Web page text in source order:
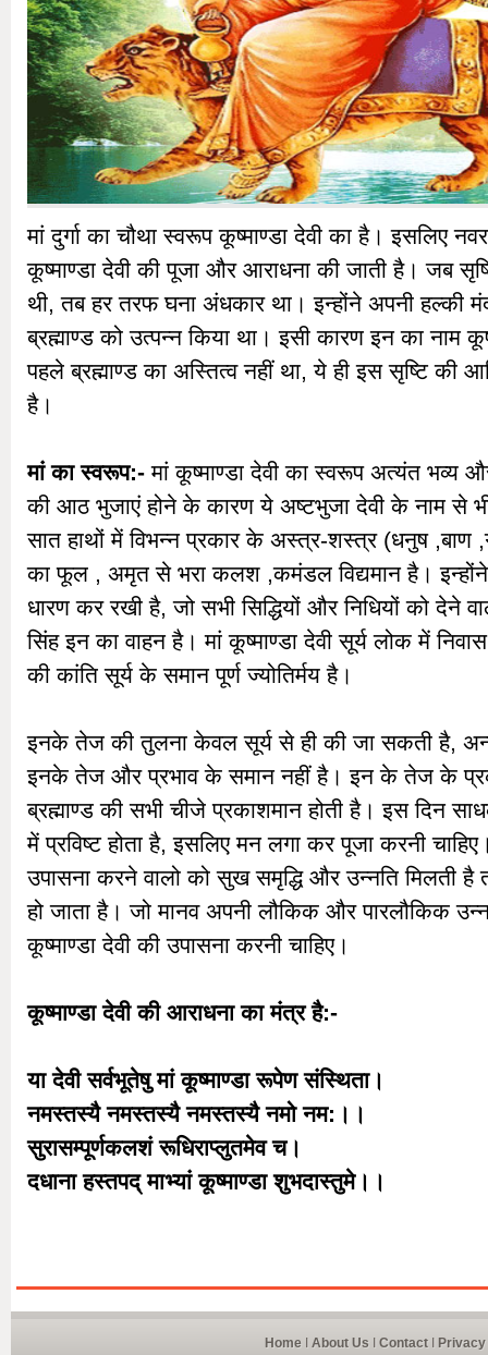
मां दुर्गा का चौथा स्वरूप कूष्माण्डा देवी का है। इसलिए
कूष्माण्डा देवी की पूजा और आराधना की जाती है। जब
थी, तब हर तरफ घना अंधकार था। इन्होंने अपनी हल्की
ब्रह्माण्ड को उत्पन्न किया था। इसी कारण इन का नाम
पहले ब्रह्माण्ड का अस्तित्व नहीं था, ये ही इस सृष्टि की
है।
मां का स्वरूप:-मां कूष्माण्डा देवी का स्वरूप अत्यंत भव्य
की आठ भुजाएं होने के कारण ये अष्टभुजा देवी के नाम से
सात हाथों में विभन्न प्रकार के अस्त्र-शस्त्र (धनुष
का फूल , अमृत से भरा कलश ,कमंडल विद्यमान है।
धारण कर रखी है, जो सभी सिद्धियों और निधियों को देने
सिंह इन का वाहन है। मां कूष्माण्डा देवी सूर्य लोक में
की कांति सूर्य के समान पूर्ण ज्योतिर्मय है।
इनके तेज की तुलना केवल सूर्य से ही की जा सकती है,
इनके तेज और प्रभाव के समान नहीं है। इन के तेज के
ब्रह्माण्ड की सभी चीजे प्रकाशमान होती है। इस दिन
में प्रविष्ट होता है, इसलिए मन लगा कर पूजा करनी
उपासना करने वालो को सुख समृद्धि और उन्नति मिलती है
हो जाता है। जो मानव अपनी लौकिक और पारलौकिक
कूष्माण्डा देवी की उपासना करनी चाहिए।
कूष्माण्डा देवी की आराधना का मंत्र है:-
या देवी सर्वभूतेषु मां कूष्माण्डा रूपेण संस्थिता।
नमस्तस्यै नमस्तस्यै नमस्तस्यै नमो नम:।।
सुरासम्पूर्णकलशं रूधिराप्लुतमेव च।
दधाना हस्तपद् माभ्यां कूष्माण्डा शुभदास्तुमे।।
Home About Us Contact